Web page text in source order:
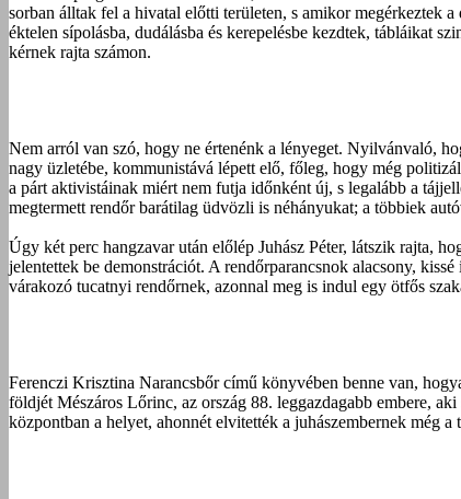
sorban álltak fel a hivatal előtti területen, s amikor megérkeztek
éktelen sípolásba, dudálásba és kerepelésbe kezdtek, tábláikat
kérnek rajta számon.
Nem arról van szó, hogy ne értenénk a lényeget. Nyilvánvaló,
nagy üzletébe, kommunistává lépett elő, főleg, hogy még
a párt aktivistáinak miért nem futja időnként új, s legalább a
megtermett rendőr barátilag üdvözli is néhányukat; a többiek
Úgy két perc hangzavar után előlép Juhász Péter, látszik rajta,
jelentettek be demonstrációt. A rendőrparancsnok alacsony,
várakozó tucatnyi rendőrnek, azonnal meg is indul egy ötfős
Ferenczi Krisztina Narancsbőr című könyvében benne van,
földjét Mészáros Lőrinc, az ország 88. leggazdagabb embere,
központban a helyet, ahonnét elvitették a juhászembernek még